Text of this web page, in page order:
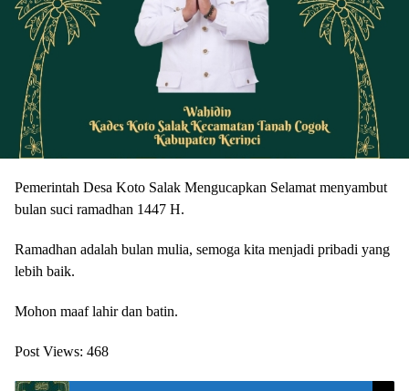
Pemerintah Desa Koto Salak Mengucapkan Selamat menyambut
bulan suci ramadhan 1447 H.
Ramadhan adalah bulan mulia, semoga kita menjadi pribadi yang
lebih baik.
Mohon maaf lahir dan batin.
Post Views: 468